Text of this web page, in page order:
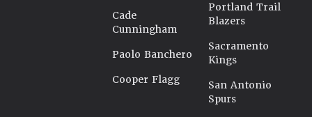
Cade
Cunningham
Paolo Banchero
Cooper Flagg
Portland Trail
Blazers
Sacramento
Kings
San Antonio
Spurs